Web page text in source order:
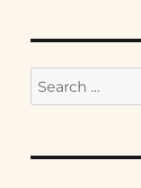
Search
for: